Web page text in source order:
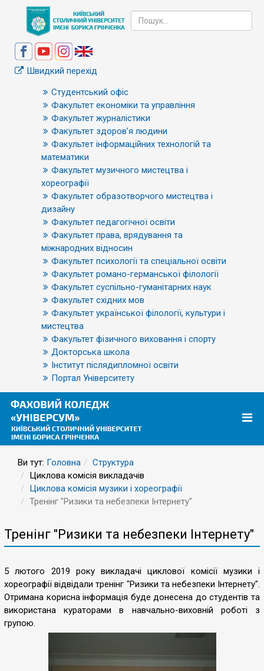
Швидкий перехід
Студентський офіс
Факультет економіки та управління
Факультет журналістики
Факультет здоров’я людини
Факультет інформаційних технологій та
математики
Факультет музичного мистецтва і
хореографії
Факультет образотворчого мистецтва і
дизайну
Факультет педагогічної освіти
Факультет права, врядування та
міжнародних відносин
Факультет психології та спеціальної освіти
Факультет романо-германської філології
Факультет суспільно-гуманітарних наук
Факультет східних мов
Факультет української філології, культури і
мистецтва
Факультет фізичного виховання і спорту
Докторська школа
Інститут післядипломної освіти
Портал Університету
Ви тут: Головна
Структура
Циклова комісія викладачів
Циклова комісія музики і хореографії
Тренінг "Ризики та небезпеки Інтернету"
Тренінг "Ризики та небезпеки Інтернету"
5 лютого 2019 року викладачі циклової комісії музики і
хореографії відвідали тренінг "Ризики та небезпеки Інтернету".
Отримана корисна інформація буде донесена до студентів та
використана кураторами в навчально-виховній роботі з
групою.